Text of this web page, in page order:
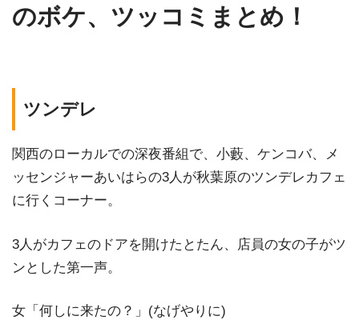
のボケ、ツッコミまとめ！
ツンデレ
関西のローカルでの深夜番組で、小藪、ケンコバ、メ
ッセンジャーあいはらの3人が秋葉原のツンデレカフェ
に行くコーナー。
3人がカフェのドアを開けたとたん、店員の女の子がツ
ンとした第一声。
女「何しに来たの？」(なげやりに)